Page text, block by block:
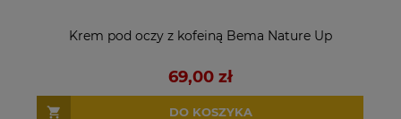
Krem pod oczy z kofeiną Bema Nature Up
69,00 zł
DO KOSZYKA